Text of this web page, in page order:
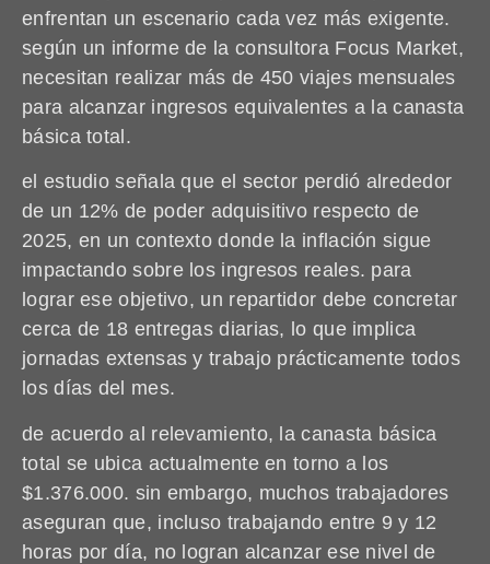
enfrentan un escenario cada vez más exigente.
según un informe de la consultora Focus Market,
necesitan realizar más de 450 viajes mensuales
para alcanzar ingresos equivalentes a la canasta
básica total.
el estudio señala que el sector perdió alrededor
de un 12% de poder adquisitivo respecto de
2025, en un contexto donde la inflación sigue
impactando sobre los ingresos reales. para
lograr ese objetivo, un repartidor debe concretar
cerca de 18 entregas diarias, lo que implica
jornadas extensas y trabajo prácticamente todos
los días del mes.
de acuerdo al relevamiento, la canasta básica
total se ubica actualmente en torno a los
$1.376.000. sin embargo, muchos trabajadores
aseguran que, incluso trabajando entre 9 y 12
horas por día, no logran alcanzar ese nivel de